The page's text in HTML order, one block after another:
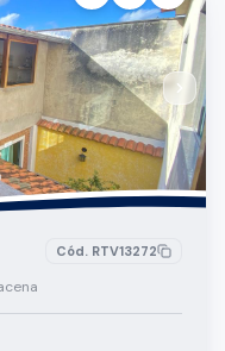
Cód. RTV13272